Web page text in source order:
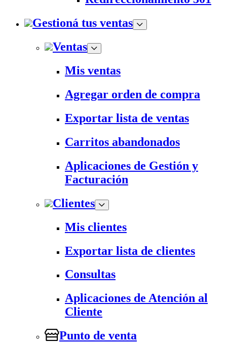
Gestioná tus ventas
Ventas
Mis ventas
Agregar orden de compra
Exportar lista de ventas
Carritos abandonados
Aplicaciones de Gestión y
Facturación
Clientes
Mis clientes
Exportar lista de clientes
Consultas
Aplicaciones de Atención al
Cliente
Punto de venta